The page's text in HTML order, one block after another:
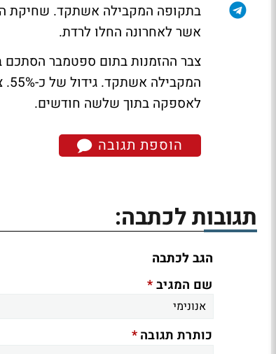
בתקופה המקבילה אשתקד. שחיקת
אשר לאחרונה החלו לרדת.
לאספקה בתוך שלשה חודשים.
הוספת תגובה
תגובות לכתבה:
הגב לכתבה
שם המגיב*
כותרת תגובה*